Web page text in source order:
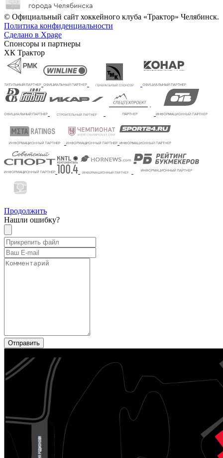
© Официальный сайт хоккейного клуба «Трактор» Челябинск.
Политика конфиденциальности
Сделано в Xpage
Спонсоры и партнеры
ХК Трактор
Продолжить
Нашли ошибку?